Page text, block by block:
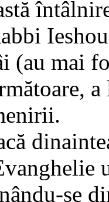
(au mai
se